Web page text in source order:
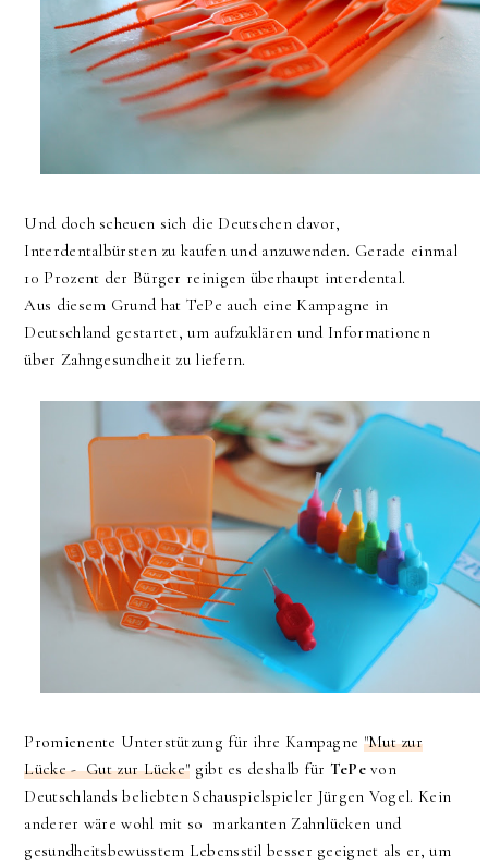
Und doch scheuen sich die Deutschen davor,
Interdentalbürsten zu kaufen und anzuwenden. Gerade einmal
10 Prozent der Bürger reinigen überhaupt interdental.
Aus diesem Grund hat TePe auch eine Kampagne in
Deutschland gestartet, um aufzuklären und Informationen
über Zahngesundheit zu liefern.
Promienente Unterstützung für ihre Kampagne "Mut zur
Lücke - Gut zur Lücke" gibt es deshalb für TePevon
Deutschlands beliebten Schauspielspieler Jürgen Vogel. Kein
anderer wäre wohl mit so markanten Zahnlücken und
gesundheitsbewusstem Lebensstil besser geeignet als er, um